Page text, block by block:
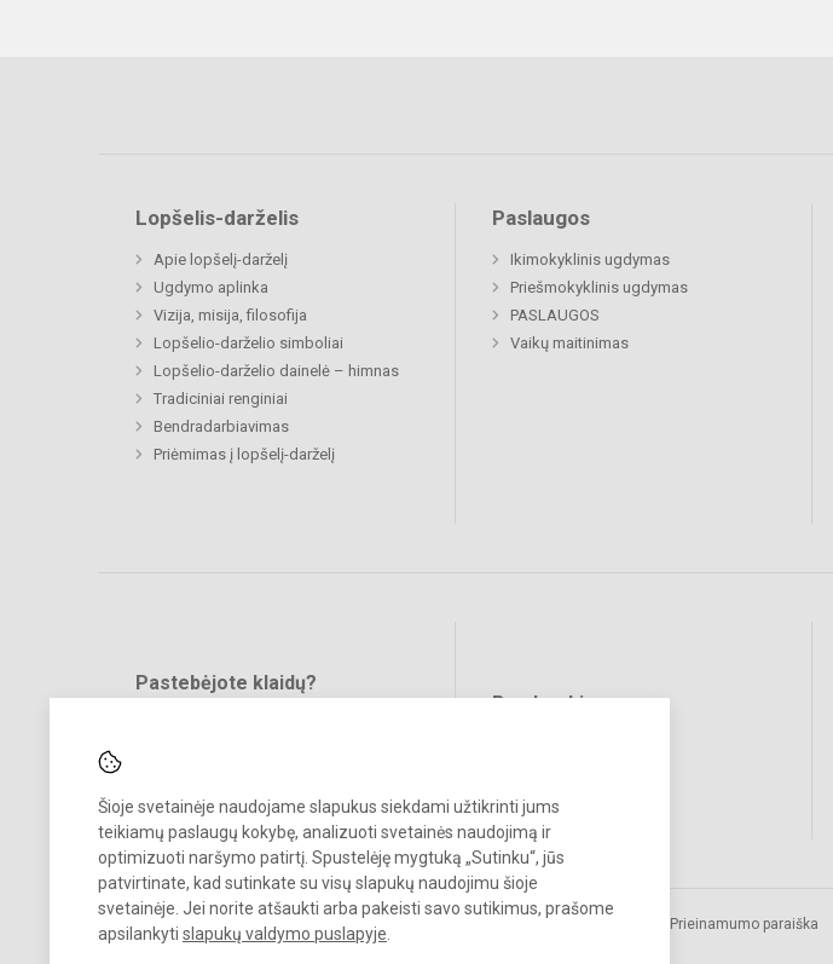
Šioje svetainėje naudojame slapukus siekdami užtikrinti jums
teikiamų paslaugų kokybę, analizuoti svetainės naudojimą ir
optimizuoti naršymo patirtį. Spustelėję mygtuką „Sutinku“, jūs
patvirtinate, kad sutinkate su visų slapukų naudojimu šioje
svetainėje. Jei norite atšaukti arba pakeisti savo sutikimus, prašome
apsilankyti slapukų valdymo puslapyje
Lopšelis-darželis
Apie lopšelį-darželį
Ugdymo aplinka
Vizija, misija, filosofija
Lopšelio-darželio simboliai
Lopšelio-darželio dainelė – himnas
Tradiciniai renginiai
Bendradarbiavimas
Priėmimas į lopšelį-darželį
Paslaugos
Ikimokyklinis ugdymas
Priešmokyklinis ugdymas
PASLAUGOS
Vaikų maitinimas
Pastebėjote klaidų?
Bendraukime
© 2024. Mažeikių lopšelis-darželis „Žilvitis“. Visos teisės saugomos.
Kopijuoti turinį be raštiško įstaigos administracijos sutikimo griežtai
Prieinamumo paraiška